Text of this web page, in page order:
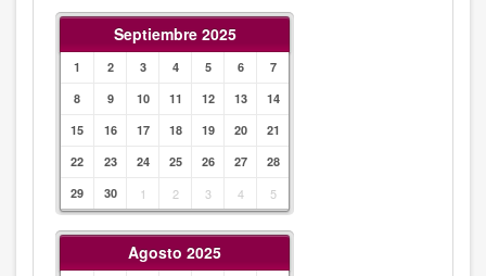
Septiembre 2025
1 2 3 4 5 6
7
8
9 10 11 12 13
14
15
16 17 18 19 20
21
22
23 24 25 26 27
28
29
30 1 2 3 4 5
Agosto 2025